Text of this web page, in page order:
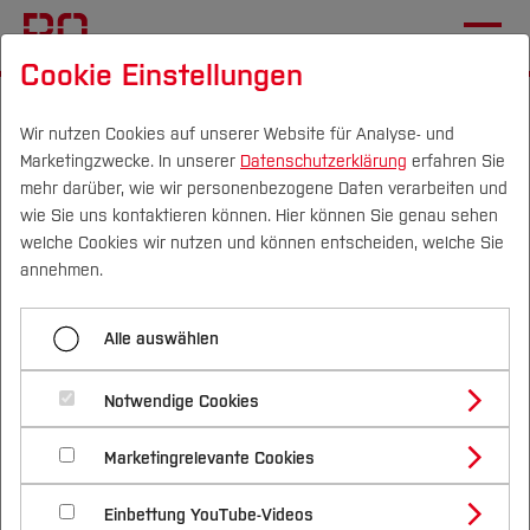
Campus Personen DE|EN Quicklinks
Studium
Studienangebote
Bachelorstudiengänge
Masterstudiengänge
Vor dem Studium
Bewerben & Einschreiben
Bewerbungsportal
Im Studium
Studienbüros und Prüfungen
Nach dem Studium
Forschung & Transfer
Profil
Forschungs- und Transferprofil
Schwerpunkte (FuT)
Beratung & Förderung
Nachhaltigkeit
Nachhaltigkeit studieren
International
Nachhaltigkeitsreise zum
Thema Klimawandel
05.09.2024, 09:00 Uhr - 15:00 Uhr
Termin speichern (.ics)
Ort:
Studierendenzentrum der THGA, Herner Str. 45,
44787 Bochum
Eine Tagung für Studierende,
Cookie Einstellungen
Wir nutzen Cookies auf unserer Website für Analyse- und
Marketingzwecke. In unserer Datenschutzerklärung erfahren Sie
mehr darüber, wie wir personenbezogene Daten verarbeiten und
wie Sie uns kontaktieren können. Hier können Sie genau sehen
welche Cookies wir nutzen und können entscheiden, welche Sie
annehmen.
Alle auswählen
Notwendige Cookies
Marketingrelevante Cookies
Einbettung YouTube-Videos